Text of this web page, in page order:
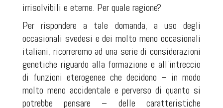
irrisolvibili e eterne. Per quale ragione?
Per rispondere a tale domanda, a uso degli
occasionali svedesi e dei molto meno occasionali
italiani, ricorreremo ad una serie di considerazioni
genetiche riguardo alla formazione e all'intreccio
di funzioni eterogenee che decidono – in modo
molto meno accidentale e perverso di quanto si
potrebbe pensare – delle caratteristiche